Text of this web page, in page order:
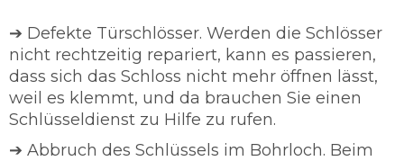
➔ Defekte Türschlösser. Werden die Schlösser
nicht rechtzeitig repariert, kann es passieren,
dass sich das Schloss nicht mehr öffnen lässt,
weil es klemmt, und da brauchen Sie einen
Schlüsseldienst zu Hilfe zu rufen.
➔ Abbruch des Schlüssels im Bohrloch. Beim